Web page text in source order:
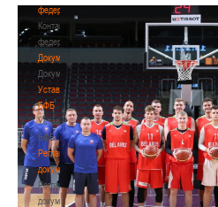
федерации
Контакты
федерации
Документы
Документы
Устав
БФБ
Устав
БФБ
Регламентирующие
документы
Регламентирующие
документы